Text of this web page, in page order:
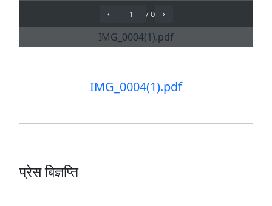
IMG_0004(1).pdf
प्रेस बिज्ञप्ति